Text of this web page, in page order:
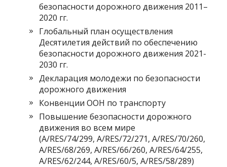
безопасности дорожного движения 2011–
2020 гг.
Глобальный план осуществления
Десятилетия действий по обеспечению
безопасности дорожного движения 2021-
2030 гг.
Декларация молодежи по безопасности
дорожного движения
Конвенции ООН по транспорту
Повышение безопасности дорожного
движения во всем мире
(A/RES/74/299, A/RES/72/271, A/RES/70/260,
A/RES/68/269, A/RES/66/260, A/RES/64/255,
A/RES/62/244, A/RES/60/5, A/RES/58/289)